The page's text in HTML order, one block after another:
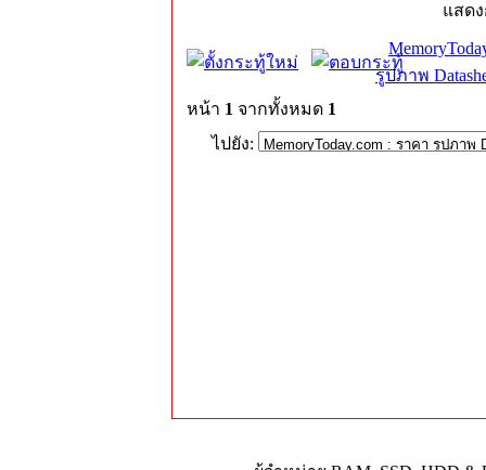
แสด
รูปภาพ
หน้า 1 จากทั้งหมด 1
ไปยัง: